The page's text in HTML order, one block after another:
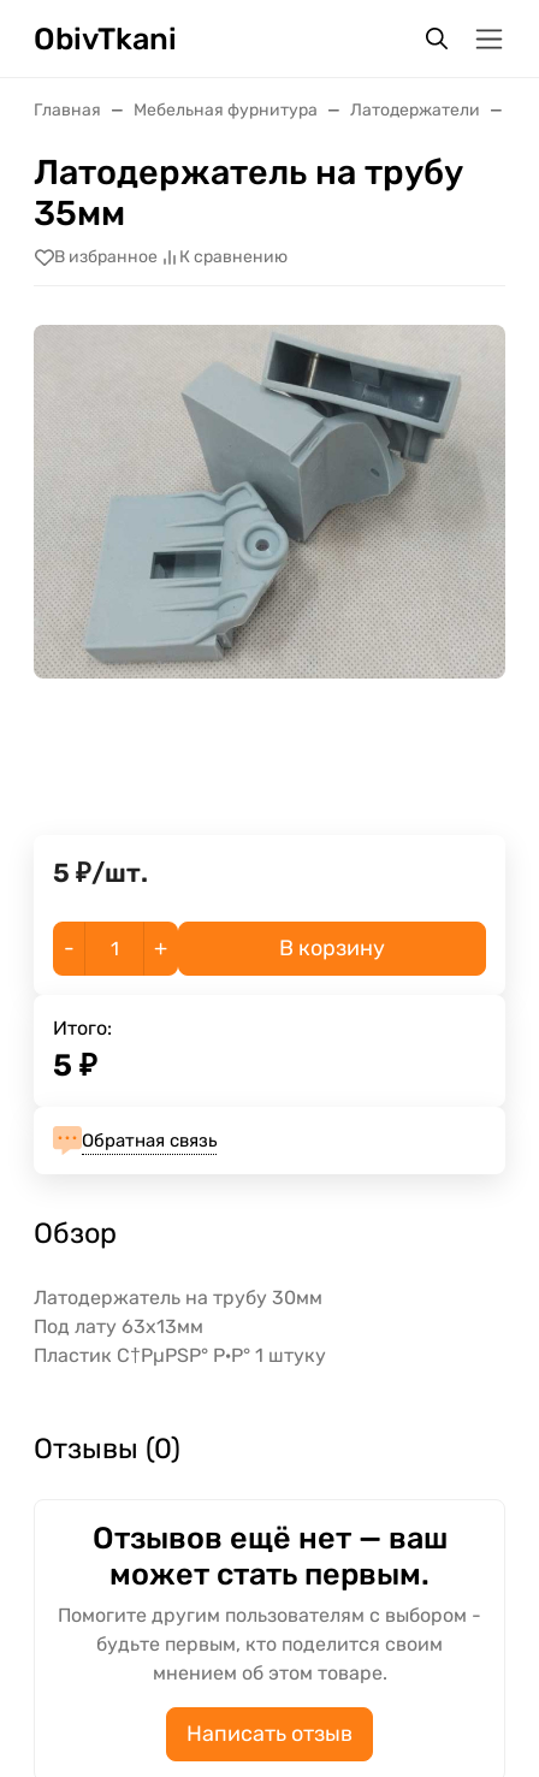
ObivTkani
Главная Мебельная фурнитура Латодержатели
Латодержатель на трубу
35мм
В избранное К сравнению
5 ₽/шт.
- + В корзину
Итого:
5 ₽
Обратная связь
Обзор
Латодержатель на трубу 30мм
Под лату 63х13мм
Пластик С†РµРЅР° Р·Р° 1 штуку
Отзывы (0)
Отзывов ещё нет — ваш
может стать первым.
Помогите другим пользователям с выбором -
будьте первым, кто поделится своим
мнением об этом товаре.
Написать отзыв